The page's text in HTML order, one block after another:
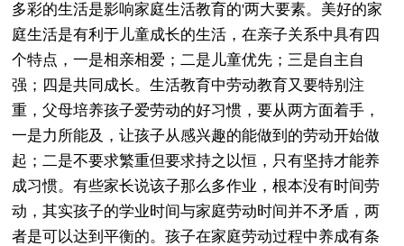
多彩的生活是影响家庭生活教育的'两大要素。美好的家
庭生活是有利于儿童成长的生活，在亲子关系中具有四
个特点，一是相亲相爱；二是儿童优先；三是自主自
强；四是共同成长。生活教育中劳动教育又要特别注
重，父母培养孩子爱劳动的好习惯，要从两方面着手，
一是力所能及，让孩子从感兴趣的能做到的劳动开始做
起；二是不要求繁重但要求持之以恒，只有坚持才能养
成习惯。有些家长说该子那么多作业，根本没有时间劳
动，其实孩子的学业时间与家庭劳动时间并不矛盾，两
者是可以达到平衡的。孩子在家庭劳动过程中养成有条